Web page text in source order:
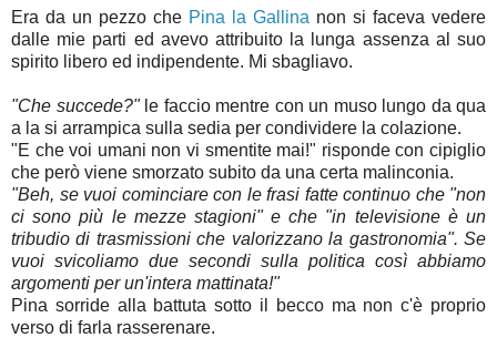
Era da un pezzo che Pina la Gallina non si faceva vedere
dalle mie parti ed avevo attribuito la lunga assenza al suo
spirito libero ed indipendente. Mi sbagliavo.
"Che succede?"le faccio mentre con un muso lungo da qua
a la si arrampica sulla sedia per condividere la colazione.
"E che voi umani non vi smentite mai!" risponde con cipiglio
che però viene smorzato subito da una certa malinconia.
"Beh, se vuoi cominciare con le frasi fatte continuo che "non
ci sono più le mezze stagioni" e che "in televisione è un
tribudio di trasmissioni che valorizzano la gastronomia". Se
vuoi svicoliamo due secondi sulla politica così abbiamo
argomenti per un'intera mattinata!"
Pina sorride alla battuta sotto il becco ma non c'è proprio
verso di farla rasserenare.